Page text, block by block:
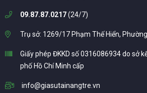
09.87.87.0217(24/7)
Trụ sở: 1269/17 Phạm Thế Hiển, Phường
Giấy phép ĐKKD số 0316086934 do sở
phố Hồ Chí Minh cấp
info@giasutainangtre.vn